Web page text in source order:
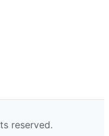
reserved.